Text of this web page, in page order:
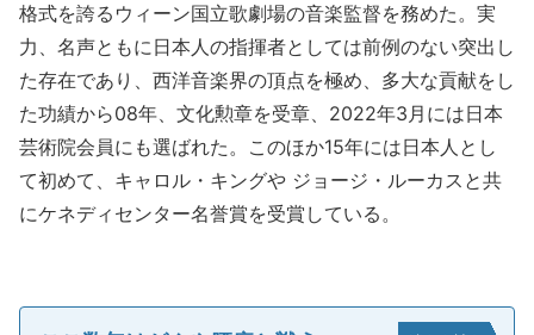
格式を誇るウィーン国立歌劇場の音楽監督を務めた。実
力、名声ともに日本人の指揮者としては前例のない突出し
た存在であり、西洋音楽界の頂点を極め、多大な貢献をし
た功績から08年、文化勲章を受章、2022年3月には日本
芸術院会員にも選ばれた。このほか15年には日本人とし
て初めて、キャロル・キングや ジョージ・ルーカスと共
にケネディセンター名誉賞を受賞している。